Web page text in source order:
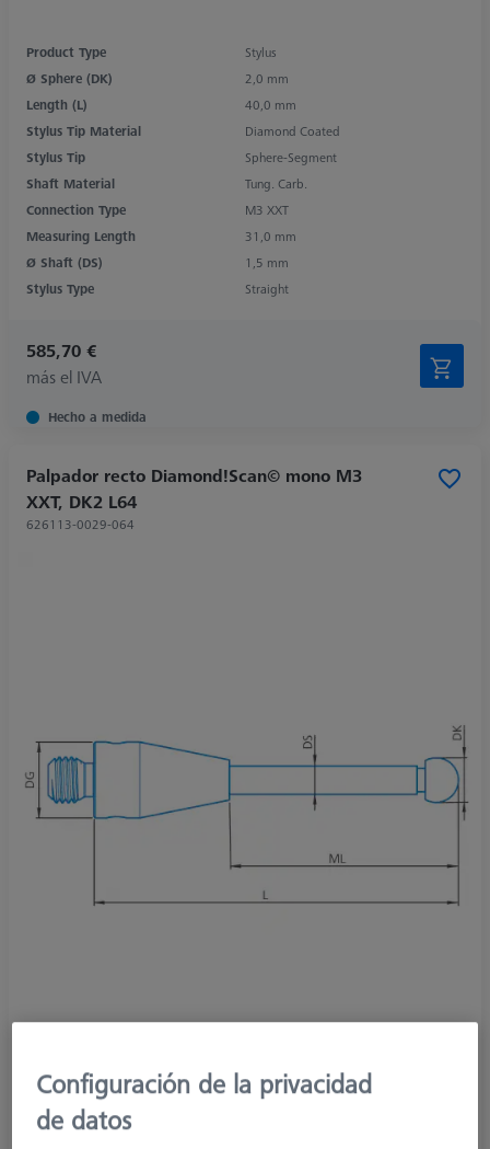
Product Type
Stylus
Ø Sphere (DK)
2,0 mm
Length (L)
40,0 mm
Stylus Tip Material
Diamond Coated
Stylus Tip
Sphere-Segment
Shaft Material
Tung. Carb.
Connection Type
M3 XXT
Measuring Length
31,0 mm
Ø Shaft (DS)
1,5 mm
Stylus Type
Straight
585,70 €
más el IVA
Hecho a medida
Palpador recto Diamond!Scan© mono M3
XXT, DK2 L64
626113-0029-064
Length (L)
64,0 mm
Stylus Tip Material
Configuración de la privacidad
de datos